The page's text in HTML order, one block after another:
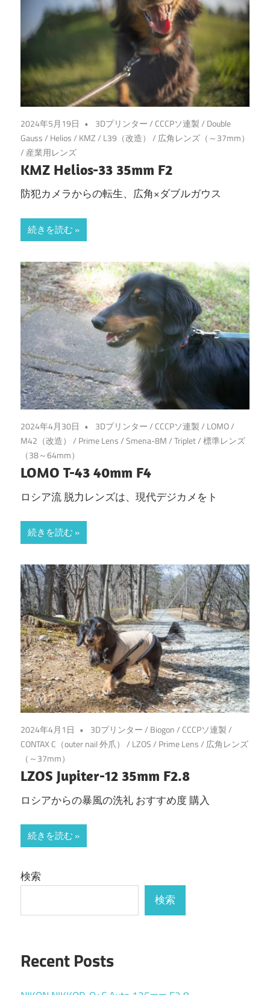
2024年5月19日 3Dプリンター/ CCCPソ連製/ Double
Gauss/ Helios/ KMZ/ L39（改造） / 広角レンズ（～37mm）
/ 産業用レンズ
KMZ Helios-33 35mm F2
防犯カメラからの転生、広角×ダブルガウス
続きを読む
2024年4月30日 3Dプリンター/ CCCPソ連製/ LOMO/
M42（改造） / Prime Lens/Smena-8M/Triplet/標準レンズ
（38～64mm）
LOMO T-43 40mm F4
ロシア流 脱力レンズは、現代デジカメをト
続きを読む
2024年4月1日 3Dプリンター/ Biogon/ CCCPソ連製/
CONTAX C（outer nail 外爪） / LZOS/ Prime Lens/広角レンズ
（～37mm）
LZOS Jupiter-12 35mm F2.8
ロシアからの暴風の洗礼 おすすめ度 購入
続きを読む
検索
検索
Recent Posts